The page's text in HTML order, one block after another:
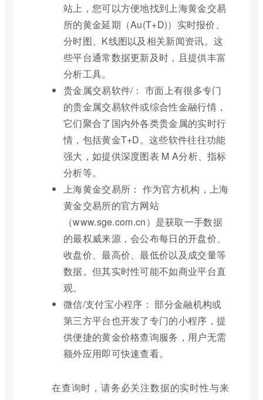
站上，您可以方便地找到上海黄金交易
所的黄金延期（Au(T+D)）实时报价、
分时图、K线图以及相关新闻资讯。这
些平台通常数据更新及时，且提供丰富
分析工具。
贵金属交易软件/： 市面上有很多专门
的贵金属交易软件或综合性金融行情，
它们聚合了国内外各类贵金属的实时行
情，包括黄金T+D。这些软件往往功能
强大，如提供深度图表 M A分析、指标
分析等。
上海黄金交易所： 作为官方机构，上海
黄金交易所的官方网站
（www.sge.com.cn）是获取一手数据
的最权威来源，会公布每日的开盘价、
收盘价、最高价、最低价以及成交量等
数据。但其实时性可能不如商业平台直
观。
微信/支付宝小程序： 部分金融机构或
第三方平台也开发了专门的小程序，提
供便捷的黄金价格查询服务，用户无需
额外应用即可快速查看。
在查询时，请务必关注数据的实时性与来